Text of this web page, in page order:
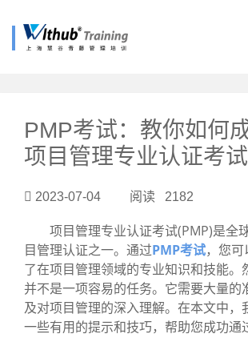
PMP考试：教你如何
项目管理专业认证考试
2023-07-04 阅读 2182
项目管理专业认证考试(PMP)是全
目管理认证之一。通过PMP考试，您
了在项目管理领域的专业知识和技能。
并不是一项容易的任务。它需要大量的
及对项目管理的深入理解。在本文中，
一些有用的提示和技巧，帮助您成功通